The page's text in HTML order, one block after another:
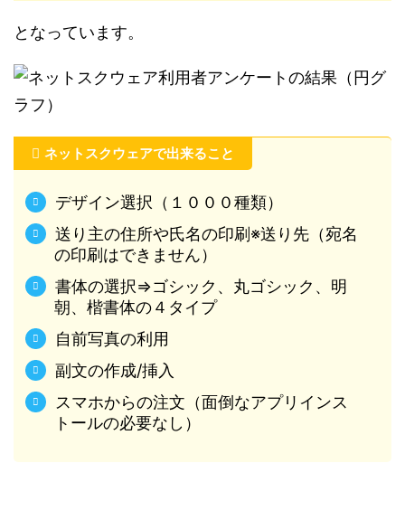
となっています。
ネットスクウェアで出来ること
デザイン選択（１０００種類）
送り主の住所や氏名の印刷※送り先（宛名
の印刷はできません）
書体の選択⇒ゴシック、丸ゴシック、明
朝、楷書体の４タイプ
自前写真の利用
副文の作成/挿入
スマホからの注文（面倒なアプリインス
トールの必要なし）